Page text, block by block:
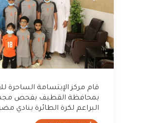
قام مركز الإبتسامة الساحرة
بمحافظة القطيف بفحص
البراعم لكرة الطائرة بنادي